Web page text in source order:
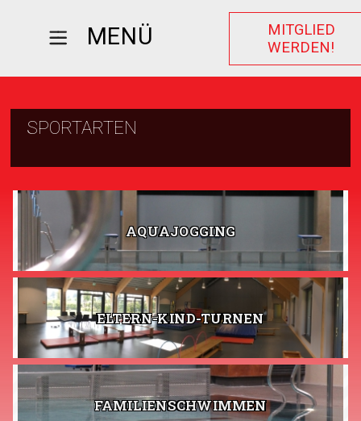
MENÜ
MITGLIED
WERDEN!
SPORTARTEN
AQUAJOGGING
ELTERN-KIND-TURNEN
FAMILIENSCHWIMMEN